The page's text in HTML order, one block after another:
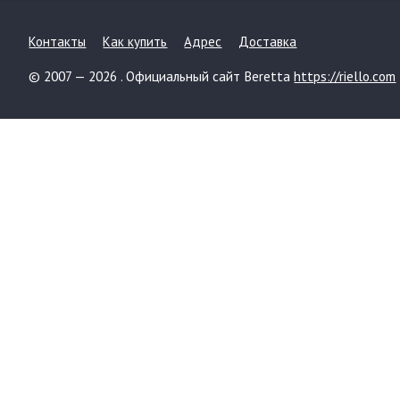
Контакты Как купить Адрес Доставка
© 2007 — 2026 . Официальный сайт Berettahttps://riello.com